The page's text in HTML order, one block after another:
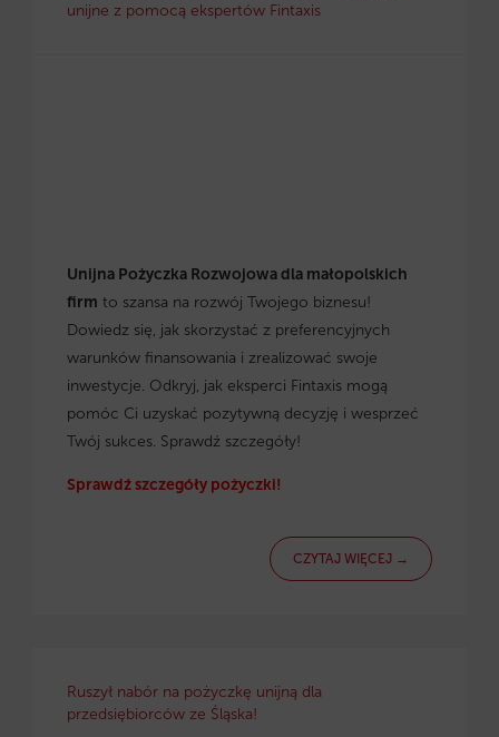
unijne z pomocą ekspertów Fintaxis
Unijna Pożyczka Rozwojowa dla małopolskich
firm to szansa na rozwój Twojego biznesu!
Dowiedz się, jak skorzystać z preferencyjnych
warunków finansowania i zrealizować swoje
inwestycje. Odkryj, jak eksperci Fintaxis mogą
pomóc Ci uzyskać pozytywną decyzję i wesprzeć
Twój sukces. Sprawdź szczegóły!
Sprawdź szczegóły pożyczki!
CZYTAJ WIĘCEJ →
Ruszył nabór na pożyczkę unijną dla
przedsiębiorców ze Śląska!